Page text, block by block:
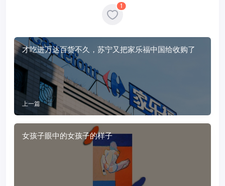
1
才吃进万达百货不久，苏宁又把家乐福中国给收购了
上一篇
女孩子眼中的女孩子的样子